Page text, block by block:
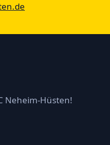
Neheim-Hüsten!